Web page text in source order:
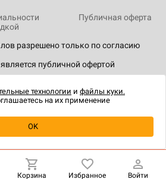
о наличии
разрешено только по согласию
публичной офертой
Публичная оферта
Корзина Избранное Войти
технологии и файлы куки.
на их применение
OK